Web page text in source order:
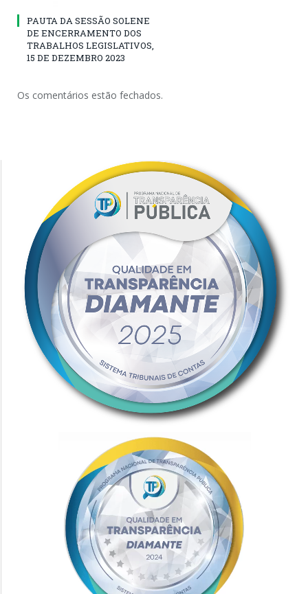
PAUTA DA SESSÃO SOLENE
DE ENCERRAMENTO DOS
TRABALHOS LEGISLATIVOS,
15 DE DEZEMBRO 2023
Os comentários estão fechados.